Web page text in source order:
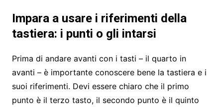
Impara a usare i riferimenti della
tastiera: i punti o gli intarsi
Prima di andare avanti con i tasti – il quarto in
avanti – è importante conoscere bene la tastiera e i
suoi riferimenti. Devi essere chiaro che il primo
punto è il terzo tasto, il secondo punto è il quinto